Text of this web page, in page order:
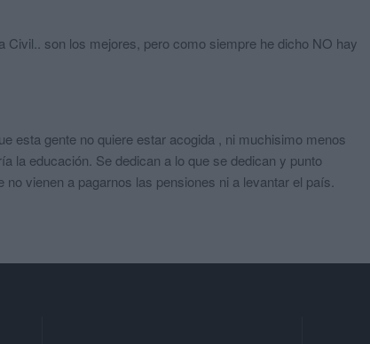
Civil.. son los mejores, pero como siempre he dicho NO hay
esta gente no quiere estar acogida , ni muchisimo menos
la educación. Se dedican a lo que se dedican y punto
vienen a pagarnos las pensiones ni a levantar el país.